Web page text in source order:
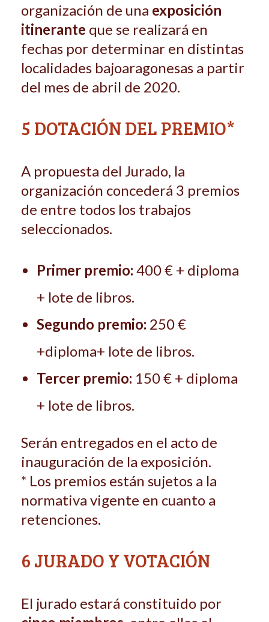
organización de una exposición
itinerante que se realizará en
fechas por determinar en distintas
localidades bajoaragonesas a partir
del mes de abril de 2020.
5 DOTACIÓN DEL PREMIO*
A propuesta del Jurado, la
organización concederá 3 premios
de entre todos los trabajos
seleccionados.
Primer premio: 400 € + diploma
+ lote de libros.
Segundo premio: 250 €
+diploma+ lote de libros.
Tercer premio: 150 € + diploma
+ lote de libros.
Serán entregados en el acto de
inauguración de la exposición.
* Los premios están sujetos a la
normativa vigente en cuanto a
retenciones.
6 JURADO Y VOTACIÓN
El jurado estará constituido por